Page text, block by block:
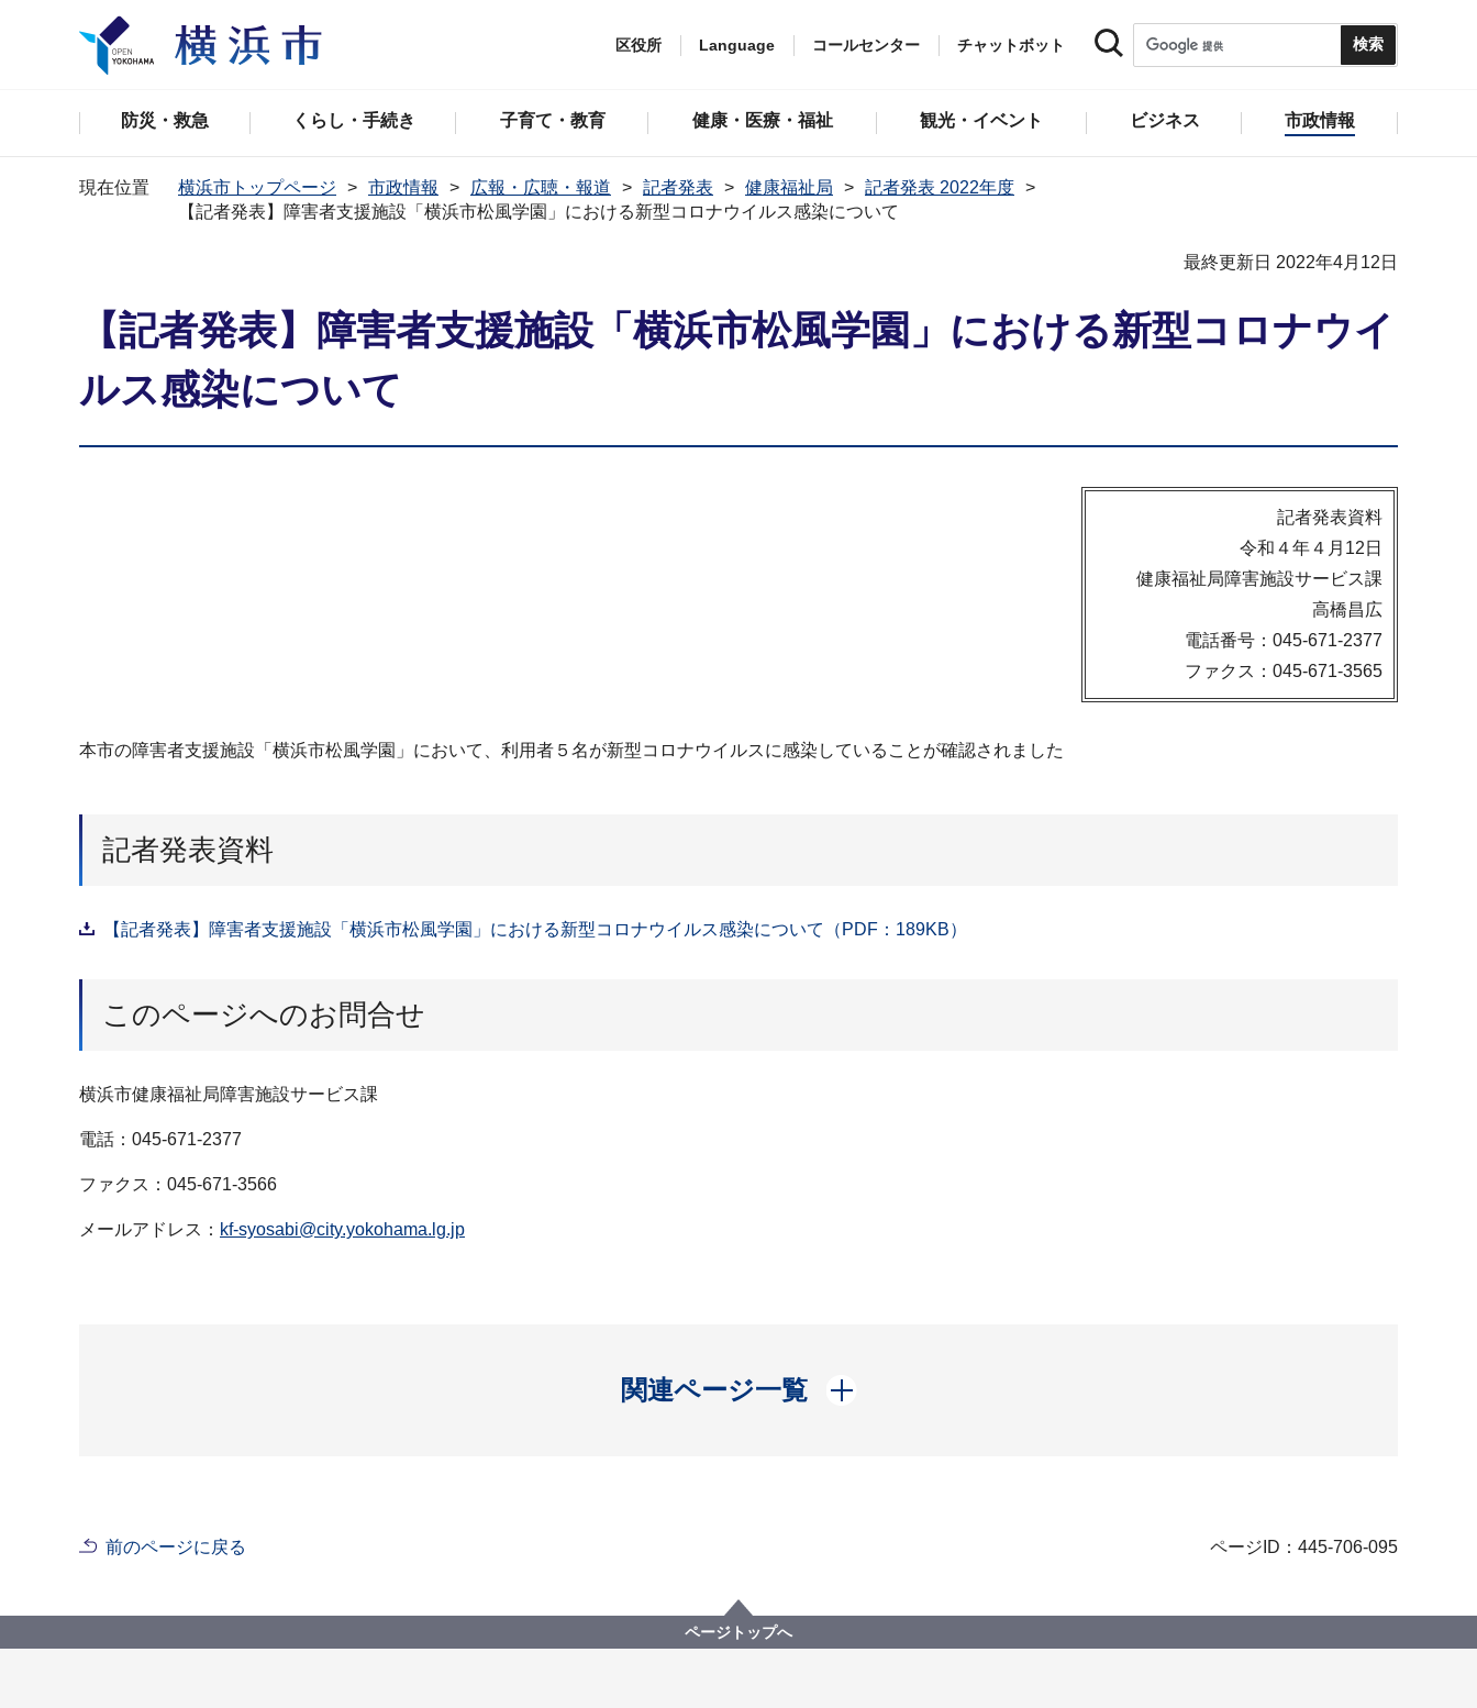
区役所 Language コールセンター チャットボット
防災・救急 くらし・手続き 子育て・教育 健康・医療・福祉 観光・イベント ビジネス 市政情報
現在位置 横浜市トップページ 市政情報 広報・広聴・報道 記者発表 健康福祉局
記者発表 2022年度
【記者発表】障害者支援施設「横浜市松風学園」における新型コロナウイルス感染について
最終更新日 2022年4月12日
【記者発表】障害者支援施設「横浜市松風学園」における新型コロナウイ
ルス感染について
記者発表資料
令和４年４月12日
健康福祉局障害施設サービス課
高橋昌広
電話番号：045-671-2377
ファクス：045-671-3565
本市の障害者支援施設「横浜市松風学園」において、利用者５名が新型コロナウイルスに感染していることが確認されました
記者発表資料
【記者発表】障害者支援施設「横浜市松風学園」における新型コロナウイルス感染について（PDF：189KB）
このページへのお問合せ
横浜市健康福祉局障害施設サービス課
電話：045-671-2377
ファクス：045-671-3566
メールアドレス： kf-syosabi@city.yokohama.lg.jp
関連ページ一覧
開く
前のページに戻る ページID：445-706-095
ページトップへ